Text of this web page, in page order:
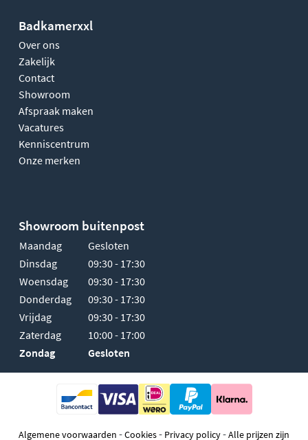
Badkamerxxl
Over ons
Zakelijk
Contact
Showroom
Afspraak maken
Vacatures
Kenniscentrum
Onze merken
Showroom buitenpost
Maandag
Gesloten
Dinsdag
09:30 - 17:30
Woensdag
09:30 - 17:30
Donderdag
09:30 - 17:30
Vrijdag
09:30 - 17:30
Zaterdag
10:00 - 17:00
Zondag
Gesloten
Algemene voorwaarden -Cookies- Privacy policy-Alle prijzen zijn